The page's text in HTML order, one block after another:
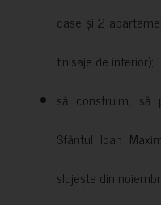
case și 2
finisaje de interior);
să construim, să
Sfântul Ioan
slujește din